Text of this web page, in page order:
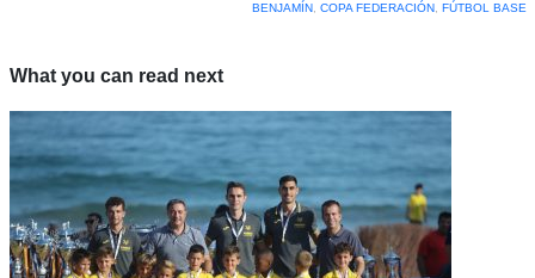
BENJAMÍN, COPA FEDERACIÓN, FÚTBOL BASE
What you can read next